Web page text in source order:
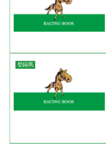
登録馬